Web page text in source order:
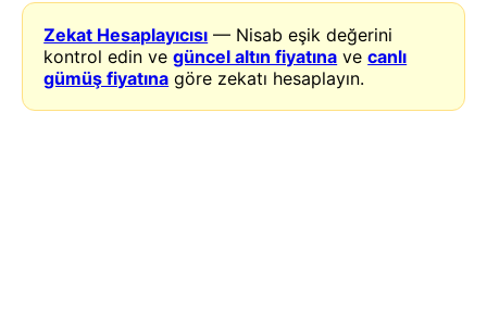
Zekat Hesaplayıcısı — Nisab eşik değerini
kontrol edin vegüncel altın fiyatına vecanlı
gümüş fiyatına göre zekatı hesaplayın.